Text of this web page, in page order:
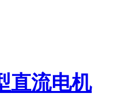
直流电机